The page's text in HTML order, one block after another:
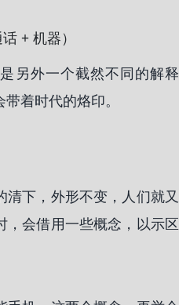
+ 机器）
另外一个截然不同的解释
着时代的烙印。
清下，外形不变，人们就又
，会借用一些概念，以示区